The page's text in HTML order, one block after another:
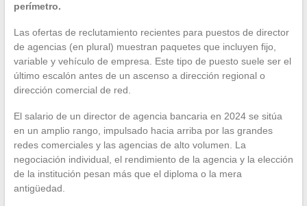
perímetro.
Las ofertas de reclutamiento recientes para puestos de director
de agencias (en plural) muestran paquetes que incluyen fijo,
variable y vehículo de empresa. Este tipo de puesto suele ser el
último escalón antes de un ascenso a dirección regional o
dirección comercial de red.
El salario de un director de agencia bancaria en 2024 se sitúa
en un amplio rango, impulsado hacia arriba por las grandes
redes comerciales y las agencias de alto volumen. La
negociación individual, el rendimiento de la agencia y la elección
de la institución pesan más que el diploma o la mera
antigüedad.